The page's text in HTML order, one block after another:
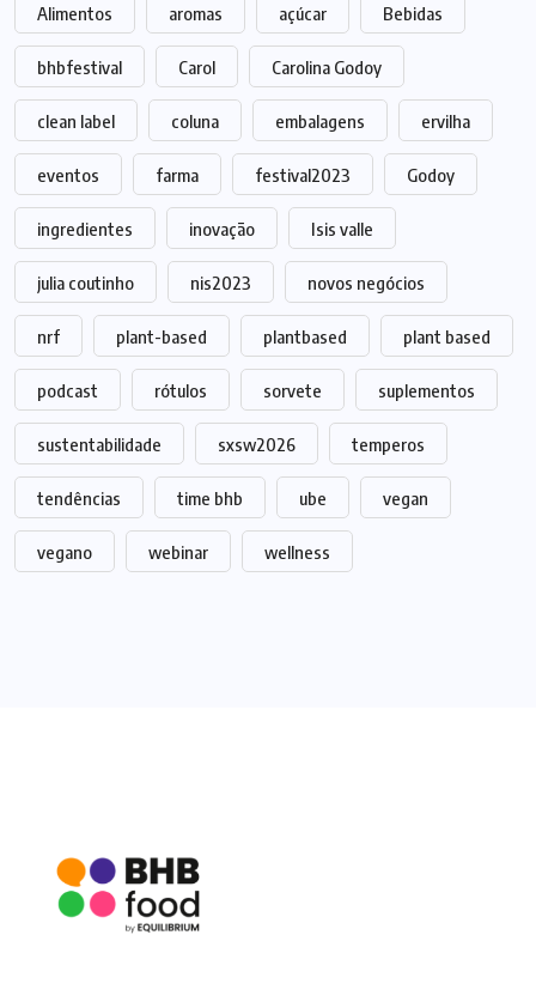
Alimentos aromas açúcar Bebidas
bhbfestival Carol Carolina Godoy
clean label coluna embalagens ervilha
eventos farma festival2023 Godoy
ingredientes inovação Isis valle
julia coutinho nis2023 novos negócios
nrf plant-based plantbased plant based
podcast rótulos sorvete suplementos
sustentabilidade sxsw2026 temperos
tendências time bhb ube vegan
vegano webinar wellness